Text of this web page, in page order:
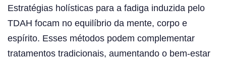
Estratégias holísticas para a fadiga induzida pelo
TDAH focam no equilíbrio da mente, corpo e
espírito. Esses métodos podem complementar
tratamentos tradicionais, aumentando o bem-estar